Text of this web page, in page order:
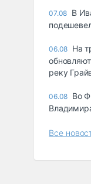
07.08 В
06.08 На
реку
06.08 Во
Все